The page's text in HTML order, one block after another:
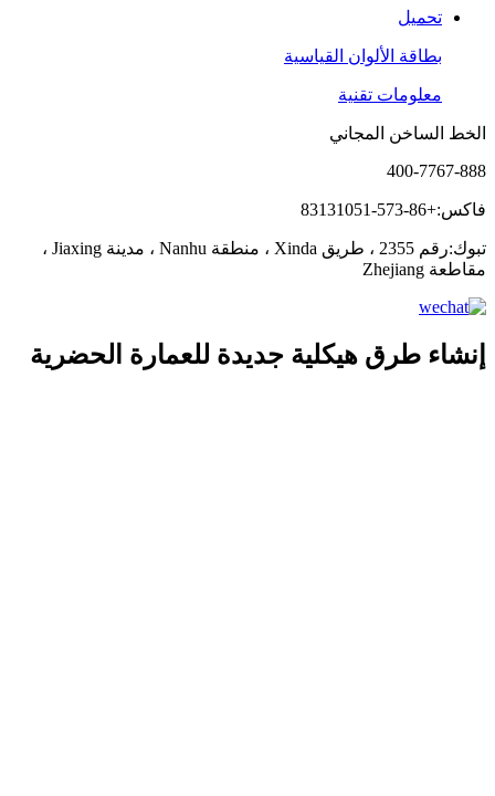
تحميل
بطاقة الألوان القياسية
معلومات تقنية
الخط الساخن المجاني
400-7767-888
فاكس:+86-573-83131051
تبوك:رقم 2355 ، طريق Xinda ، منطقة Nanhu ، مدينة Jiaxing ،
مقاطعة Zhejiang
إنشاء طرق هيكلية جديدة للعمارة الحضرية